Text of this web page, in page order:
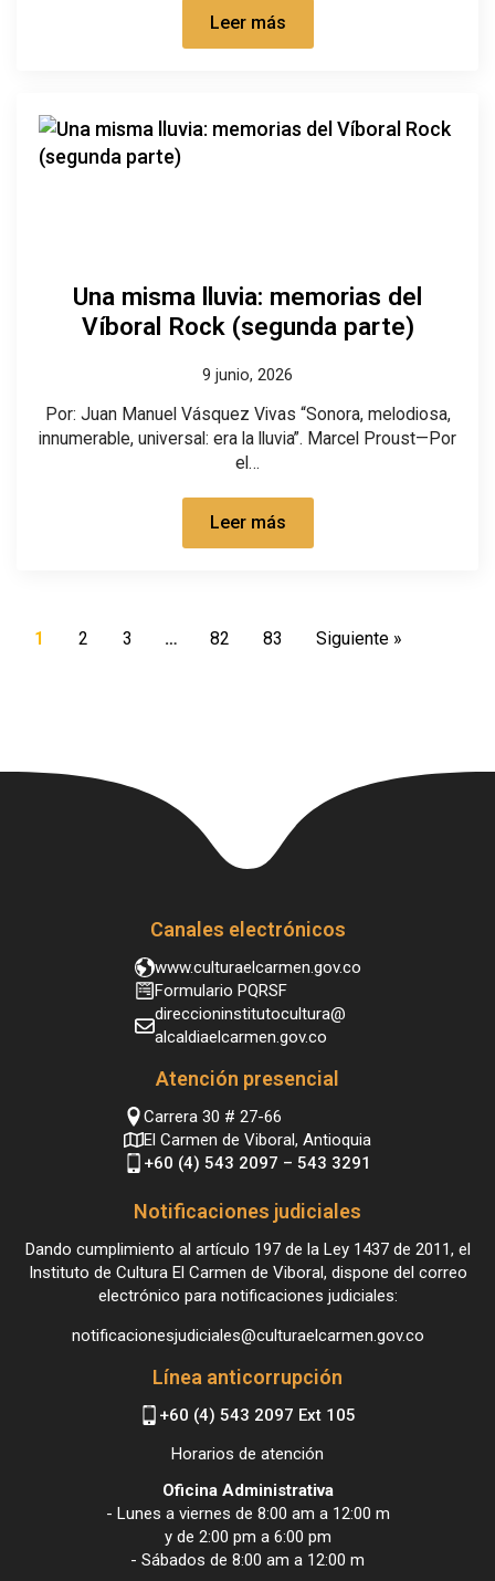
Leer más
Una misma lluvia: memorias del
Víboral Rock (segunda parte)
9 junio, 2026
Por: Juan Manuel Vásquez Vivas “Sonora, melodiosa,
innumerable, universal: era la lluvia”. Marcel Proust—Por
el…
Leer más
1 2 3 … 82 83 Siguiente »
Canales electrónicos
www.culturaelcarmen.gov.co
Formulario PQRSF
direccioninstitutocultura@
alcaldiaelcarmen.gov.co
Atención presencial
Carrera 30 # 27-66
El Carmen de Viboral, Antioquia
+60 (4) 543 2097 – 543 3291
Notificaciones judiciales
Dando cumplimiento al artículo 197 de la Ley 1437 de 2011, el
Instituto de Cultura El Carmen de Viboral, dispone del correo
electrónico para notificaciones judiciales:
notificacionesjudiciales@culturaelcarmen.gov.co
Línea anticorrupción
+60 (4) 543 2097 Ext 105
Horarios de atención
Oficina Administrativa
- Lunes a viernes de 8:00 am a 12:00 m
y de 2:00 pm a 6:00 pm
- Sábados de 8:00 am a 12:00 m